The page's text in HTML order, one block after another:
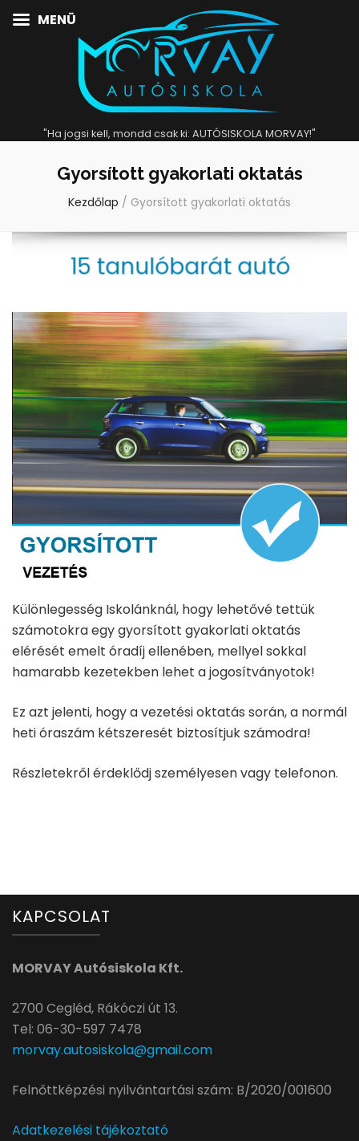
"Ha jogsi kell, mondd csak ki: AUTÓSISKOLA MORVAY!"
Gyorsított gyakorlati oktatás
Kezdőlap / Gyorsított gyakorlati oktatás
15 tanulóbarát autó
Különlegesség Iskolánknál, hogy lehetővé tettük
számotokra egy gyorsított gyakorlati oktatás
elérését emelt óradíj ellenében, mellyel sokkal
hamarabb kezetekben lehet a jogosítványotok!
Ez azt jelenti, hogy a vezetési oktatás során, a normál
heti óraszám kétszeresét biztosítjuk számodra!
Részletekről érdeklődj személyesen vagy telefonon.
KAPCSOLAT
MORVAY Autósiskola Kft.
2700 Cegléd, Rákóczi út 13.
Tel: 06-30-597 7478
morvay.autosiskola@gmail.com
Felnőttképzési nyilvántartási szám: B/2020/001600
Adatkezelési tájékoztató
MENÜ